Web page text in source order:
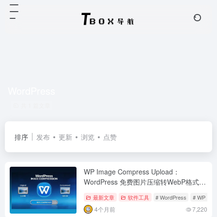
排序 发布 更新 浏览 点赞
WP Image Compress Upload：
WordPress 免费图片压缩转WebP格式插
最新文章 软件工具 # WordPress # WP
4个月前 7,220